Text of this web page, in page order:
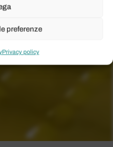
preferenze
Privacy policy